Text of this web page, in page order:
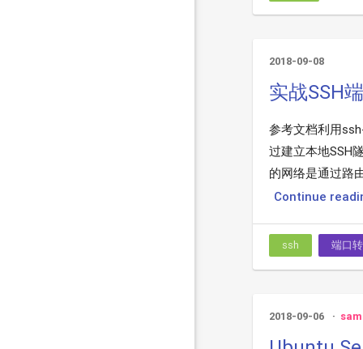
2018-09-08
实战SSH
参考文档利用
过建立本地SSH
的网络是通过路
Continue
ssh 端口
2018-09-06